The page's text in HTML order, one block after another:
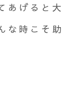
あげると大
な時こそ助